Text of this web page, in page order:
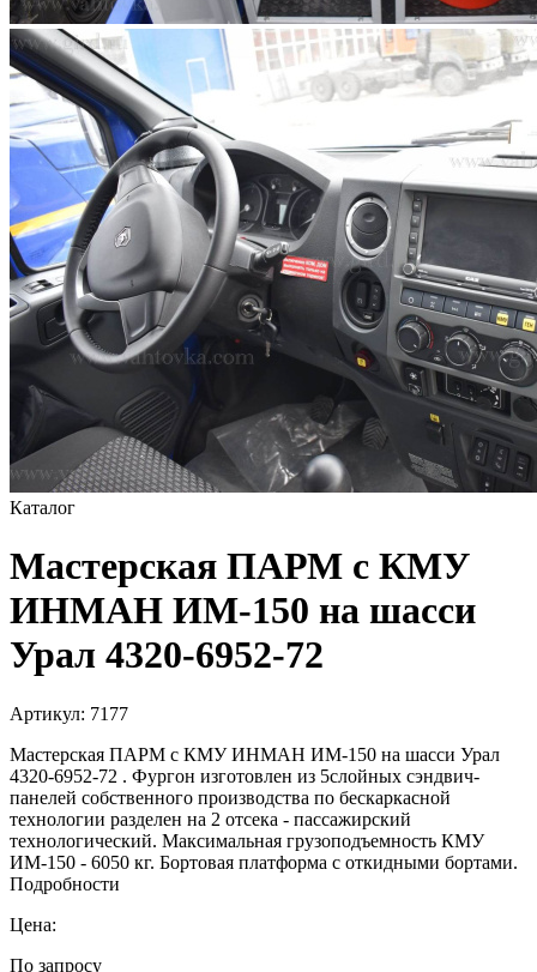
Каталог
Мастерская ПАРМ с КМУ
ИНМАН ИМ-150 на шасси
Урал 4320-6952-72
Артикул: 7177
Мастерская ПАРМ с КМУ ИНМАН ИМ-150 на шасси Урал
4320-6952-72 . Фургон изготовлен из 5слойных сэндвич-
панелей собственного производства по бескаркасной
технологии разделен на 2 отсека - пассажирский
технологический. Максимальная грузоподъемность КМУ
ИМ-150 - 6050 кг. Бортовая платформа с откидными бортами.
Подробности
Цена:
По запросу